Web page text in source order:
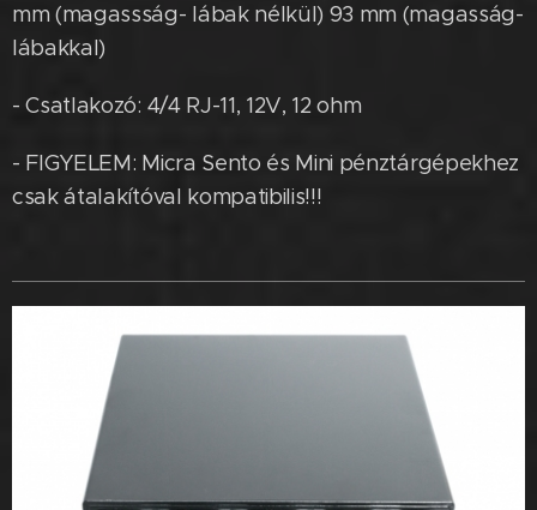
mm (magassság- lábak nélkül) 93 mm (magasság-
lábakkal)
- Csatlakozó: 4/4 RJ-11, 12V, 12 ohm
- FIGYELEM: Micra Sento és Mini pénztárgépekhez
csak átalakítóval kompatibilis!!!